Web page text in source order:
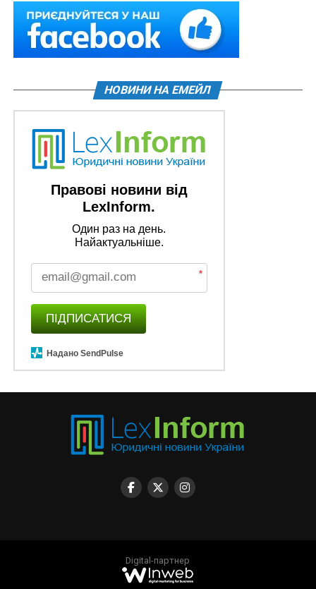
НОВИНИ НА ЕМЕЙЛ
Правові новини від
LexInform.
Один раз на день.
Найактуальніше.
*
ПІДПИСАТИСЯ
Надано SendPulse
Digital-партнер